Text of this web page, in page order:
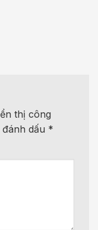
thị công
dấu *